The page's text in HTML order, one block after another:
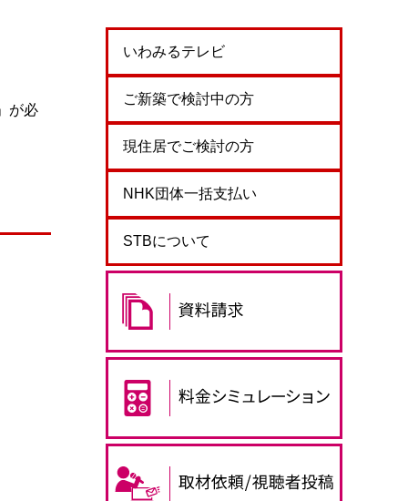
が必
いわみるテレビ
ご新築で検討中の方
現住居でご検討の方
NHK団体一括支払い
STBについて